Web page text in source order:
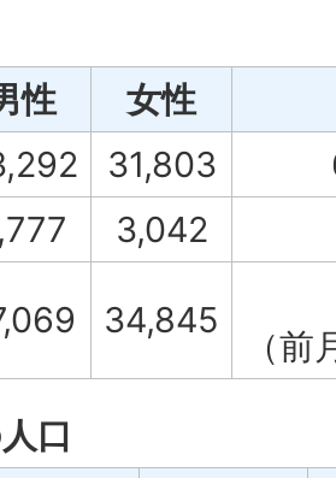
性
女性
31,803
3,042
34,845
（
口